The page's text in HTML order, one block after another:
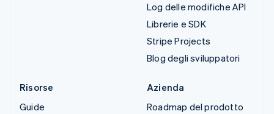
Log delle modifiche API
Librerie e SDK
Stripe Projects
Blog degli sviluppatori
Risorse
Guide
Azienda
Roadmap del prodotto